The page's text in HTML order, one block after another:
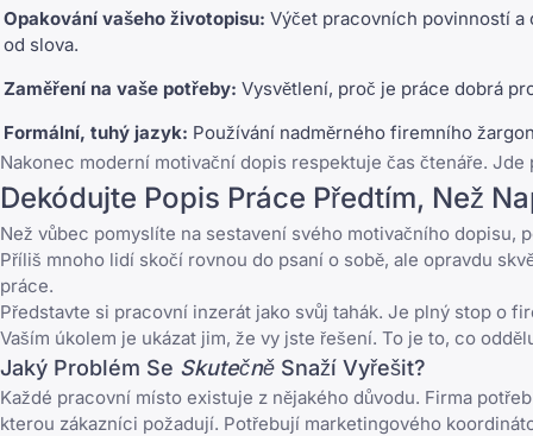
Opakování vašeho životopisu: Výčet pracovních povinností a
od slova.
Zaměření na vaše potřeby: Vysvětlení, proč je práce dobrá
Formální, tuhý jazyk: Používání nadměrného firemního
Nakonec moderní motivační dopis respektuje čas čtenáře.
Dekódujte Popis Práce Předtím, Než
Než vůbec pomyslíte na sestavení svého motivačního dopisu,
Příliš mnoho lidí skočí rovnou do psaní o sobě, ale opravdu
práce.
Představte si pracovní inzerát jako svůj tahák. Je plný stop o
Vaším úkolem je ukázat jim, že vy jste řešení. To je to, co
Jaký Problém Se Skutečně Snaží Vyřešit?
Každé pracovní místo existuje z nějakého důvodu. Firma
kterou zákazníci požadují. Potřebují marketingového